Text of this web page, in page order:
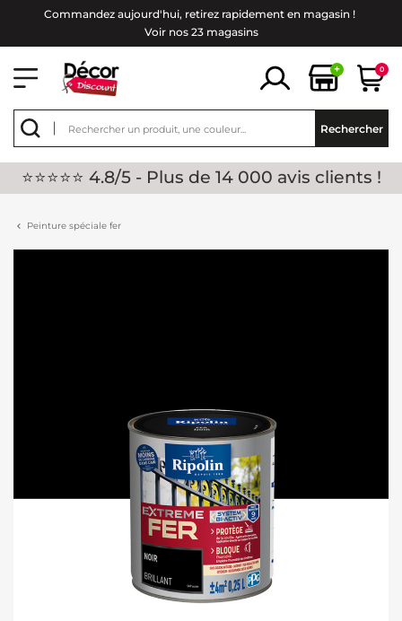
Commandez aujourd'hui, retirez rapidement en magasin !
Voir nos 23 magasins
+ 0
Rechercher
⭐⭐⭐⭐⭐ 4.8/5 - Plus de 14 000 avis clients !
Peinture spéciale fer